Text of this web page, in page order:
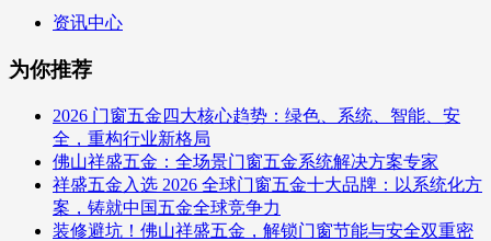
资讯中心
为你推荐
2026 门窗五金四大核心趋势：绿色、系统、智能、安
全，重构行业新格局
佛山祥盛五金：全场景门窗五金系统解决方案专家
祥盛五金入选 2026 全球门窗五金十大品牌：以系统化方
案，铸就中国五金全球竞争力
装修避坑！佛山祥盛五金，解锁门窗节能与安全双重密